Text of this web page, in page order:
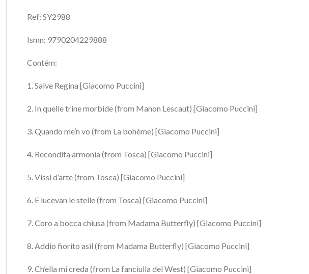
Ref: SY2988
Ismn: 9790204229888
Contém:
1. Salve Regina [Giacomo Puccini]
2. In quelle trine morbide (from Manon Lescaut) [Giacomo Puccini]
3. Quando me’n vo (from La bohème) [Giacomo Puccini]
4. Recondita armonia (from Tosca) [Giacomo Puccini]
5. Vissi d’arte (from Tosca) [Giacomo Puccini]
6. E lucevan le stelle (from Tosca) [Giacomo Puccini]
7. Coro a bocca chiusa (from Madama Butterfly) [Giacomo Puccini]
8. Addio fiorito asil (from Madama Butterfly) [Giacomo Puccini]
9. Ch’ella mi creda (from La fanciulla del West) [Giacomo Puccini]